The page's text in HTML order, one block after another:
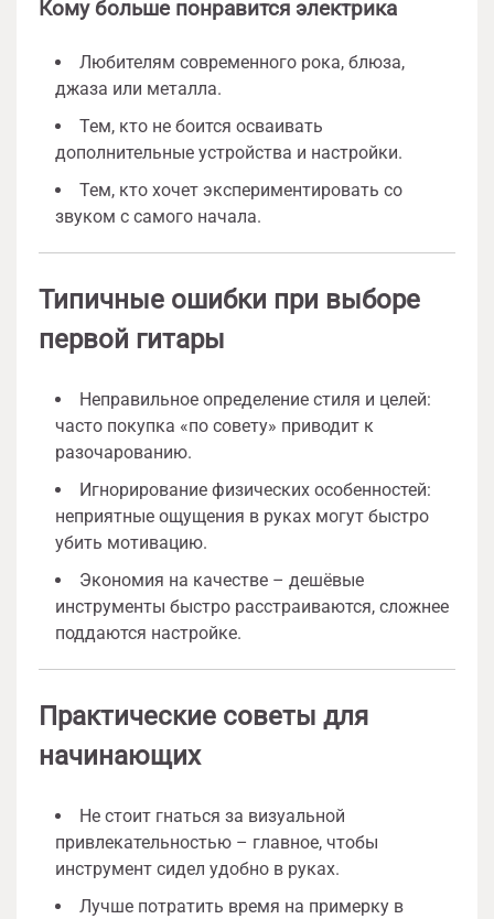
Кому больше понравится электрика
Любителям современного рока, блюза,
джаза или металла.
Тем, кто не боится осваивать
дополнительные устройства и настройки.
Тем, кто хочет экспериментировать со
звуком с самого начала.
Типичные ошибки при выборе
первой гитары
Неправильное определение стиля и целей:
часто покупка «по совету» приводит к
разочарованию.
Игнорирование физических особенностей:
неприятные ощущения в руках могут быстро
убить мотивацию.
Экономия на качестве – дешёвые
инструменты быстро расстраиваются, сложнее
поддаются настройке.
Практические советы для
начинающих
Не стоит гнаться за визуальной
привлекательностью – главное, чтобы
инструмент сидел удобно в руках.
Лучше потратить время на примерку в